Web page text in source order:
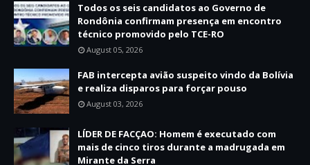
Todos os seis candidatos ao Governo de
Rondônia confirmam presença em encontro
técnico promovido pelo TCE-RO
August 05, 2026
FAB intercepta avião suspeito vindo da Bolívia
e realiza disparos para forçar pouso
August 03, 2026
LÍDER DE FACÇAO: Homem é executado com
mais de cinco tiros durante a madrugada em
Mirante da Serra